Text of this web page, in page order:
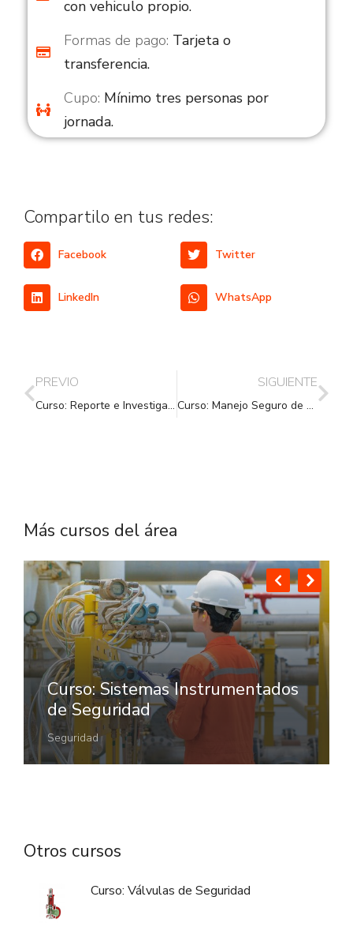
con vehiculo propio.
Formas de pago: Tarjeta o
transferencia.
Cupo: Mínimo tres personas por
jornada.
Compartilo en tus redes:
Facebook Twitter
LinkedIn WhatsApp
PREVIO
Curso: Reporte e Investigación de Accidentes e Incidentes
SIGUIENTE
Curso: Manejo Seguro de Productos Quimicos
Más cursos del área
Curso: Sistemas Instrumentados
de Seguridad
Seguridad
Otros cursos
Curso: Válvulas de Seguridad